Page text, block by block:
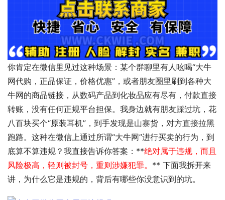
你肯定在微信里见过这种场景：某个群聊里有人吆喝“大牛
网代购，正品保证，价格优惠”，或者朋友圈里刷到各种大
牛网的商品链接，从数码产品到化妆品应有尽有，付款直接
转账，没有任何正规平台担保。我身边就有朋友踩过坑，花
八百块买个“原装耳机”，到手发现是山寨货，对方直接拉黑
跑路。这种在微信上通过所谓“大牛网”进行买卖的行为，到
底算不算违规？我直接告诉你答案：**绝对属于违规，而且
风险极高，轻则被封号，重则涉嫌犯罪。 ** 下面我拆开来
讲，为什么它是违规的，背后有哪些你没意识到的坑。